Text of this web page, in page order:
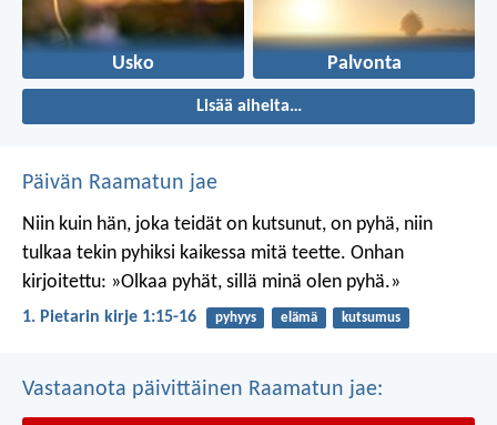
Usko Palvonta
Lisää aiheita…
Päivän Raamatun jae
Niin kuin hän, joka teidät on kutsunut, on pyhä, niin
tulkaa tekin pyhiksi kaikessa mitä teette. Onhan
kirjoitettu: »Olkaa pyhät, sillä minä olen pyhä.»
1. Pietarin kirje 1:15-16 pyhyys elämä kutsumus
Vastaanota päivittäinen Raamatun jae: